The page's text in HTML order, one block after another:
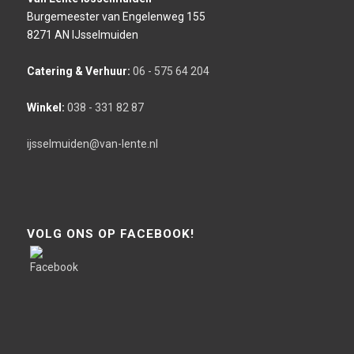
Burgemeester van Engelenweg 155
8271 AN IJsselmuiden
Catering & Verhuur: 06 - 575 64 204
Winkel: 038 - 331 82 87
ijsselmuiden@van-lente.nl
VOLG ONS OP FACEBOOK!